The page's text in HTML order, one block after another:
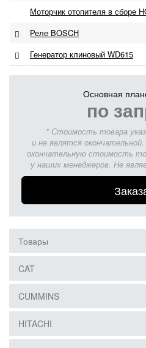
Моторчик отопителя в сборе
Реле BOSCH
Генератор клиновый WD615
Основная
по
* Стоимость товара
и не являтся
окончательную стоимость
у наших менеджеров. Не
Товары
CAT
CUMMINS
HITACHI